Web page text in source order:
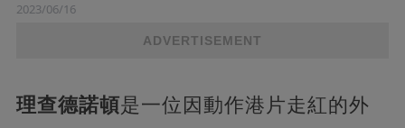
2023/06/16
ADVERTISEMENT
理查德諾頓是一位因動作港片走紅的外